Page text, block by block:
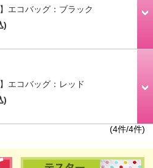
】エコバッグ：ブラック
)
】エコバッグ：レッド
)
(4件/4件)